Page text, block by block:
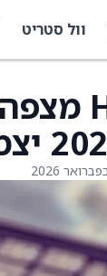
וול סטריט